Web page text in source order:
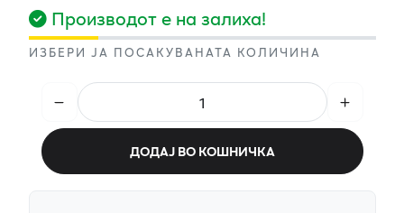
Производот е на залиха!
ИЗБЕРИ ЈА ПОСАКУВАНАТА КОЛИЧИНА
ДОДАЈ ВО КОШНИЧКА